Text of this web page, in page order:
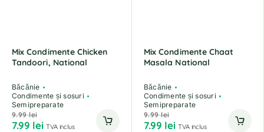
Mix Condimente Chicken
Tandoori, National
Băcănie
Condimente și sosuri
Semipreparate
9.99lei
7.99 lei TVA inclus
Mix Condimente Chaat
Masala National
Băcănie
Condimente și sosuri
Semipreparate
9.99lei
7.99 lei TVA inclus